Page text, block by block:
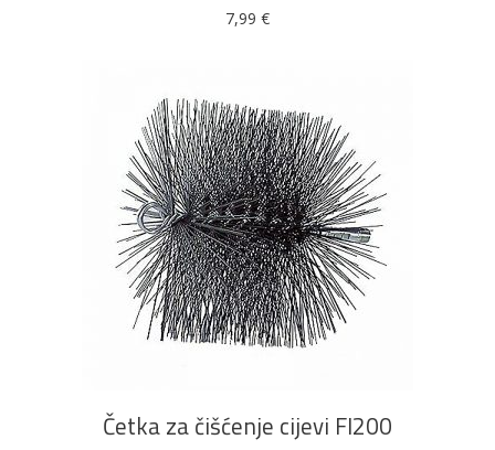
7,99 €
DODAJ U KOŠARICU
Četka za čišćenje cijevi FI200